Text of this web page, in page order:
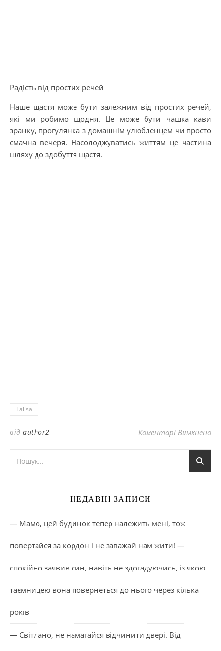
Радість від простих речей
Наше щастя може бути залежним від простих речей,
які ми робимо щодня. Це може бути чашка кави
зранку, прогулянка з домашнім улюбленцем чи просто
смачна вечеря. Насолоджуватись життям це частина
шляху до здобуття щастя.
Lalisa
від author2 Коментарі Вимкнено
НЕДАВНІ ЗАПИСИ
— Мамо, цей будинок тепер належить мені, тож
повертайся за кордон і не заважай нам жити! —
спокійно заявив син, навіть не здогадуючись, із якою
таємницею вона повернеться до нього через кілька
років
— Світлано, не намагайся відчинити двері. Від